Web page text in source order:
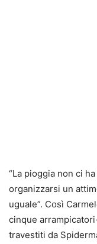
“La pioggia non ci
organizzarsi un
uguale”. Così
cinque
travestiti da